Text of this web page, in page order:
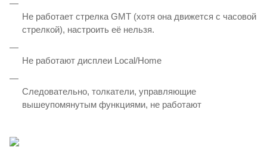
Не работает стрелка GMT (хотя она движется с часовой
стрелкой), настроить её нельзя.
Не работают дисплеи Local/Home
Следовательно, толкатели, управляющие
вышеупомянутым функциями, не работают